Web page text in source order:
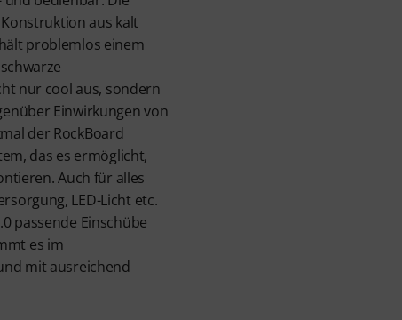
aus kalt
problemlos einem
nur cool aus, sondern
Einwirkungen von
der RockBoard
das es ermöglicht,
Auch für alles
LED-Licht etc.
passende Einschübe
es im
mit ausreichend